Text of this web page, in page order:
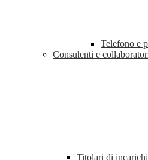
Telefono e
Consulenti e
Titolari di